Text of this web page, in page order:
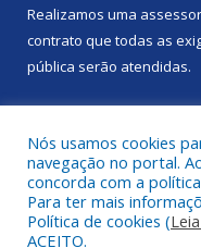
Realizamos uma
contrato que todas as
pública serão atendidas.
Todos os direitos
Nós usamos cookies
navegação no portal.
concorda com a
Para ter mais
Política de cookies (
ACEITO.